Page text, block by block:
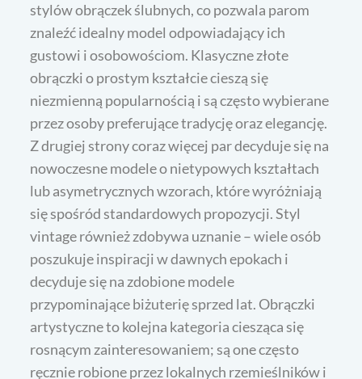
stylów obrączek ślubnych, co pozwala parom
znaleźć idealny model odpowiadający ich
gustowi i osobowościom. Klasyczne złote
obrączki o prostym kształcie cieszą się
niezmienną popularnością i są często wybierane
przez osoby preferujące tradycję oraz elegancję.
Z drugiej strony coraz więcej par decyduje się na
nowoczesne modele o nietypowych kształtach
lub asymetrycznych wzorach, które wyróżniają
się spośród standardowych propozycji. Styl
vintage również zdobywa uznanie – wiele osób
poszukuje inspiracji w dawnych epokach i
decyduje się na zdobione modele
przypominające biżuterię sprzed lat. Obrączki
artystyczne to kolejna kategoria ciesząca się
rosnącym zainteresowaniem; są one często
ręcznie robione przez lokalnych rzemieślników i